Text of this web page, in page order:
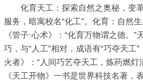
化育天工：探索自然之奥秘，变
服务，暗寓校名“化工”。化育：自然生
《管子·心术》：“化育万物谓之德。”
巧，与“人工”相对，成语有“巧夺天工
火者》：“人间巧艺夺天工，炼药燃灯
《天工开物》一书是世界科技名著，